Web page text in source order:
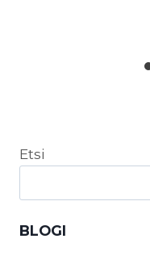
Etsi
BLOGI